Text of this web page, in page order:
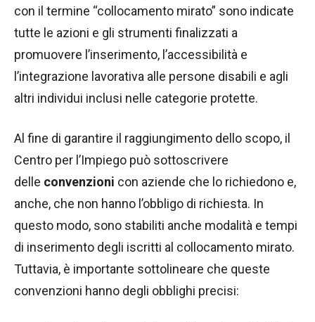
con il termine “collocamento mirato” sono indicate
tutte le azioni e gli strumenti finalizzati a
promuovere l’inserimento, l’accessibilità e
l’integrazione lavorativa alle persone disabili e agli
altri individui inclusi nelle categorie protette.
Al fine di garantire il raggiungimento dello scopo, il
Centro per l’Impiego può sottoscrivere
delle convenzioni con aziende che lo richiedono e,
anche, che non hanno l’obbligo di richiesta. In
questo modo, sono stabiliti anche modalità e tempi
di inserimento degli iscritti al collocamento mirato.
Tuttavia, è importante sottolineare che queste
convenzioni hanno degli obblighi precisi: